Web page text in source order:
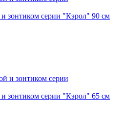
и зонтиком серии "Кэрол" 90 см
и зонтиком серии "Кэрол" 65 см